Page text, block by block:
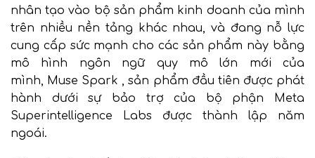
nhân tạo vào bộ sản phẩm kinh doanh của mình
trên nhiều nền tảng khác nhau, và đang nỗ lực
cung cấp sức mạnh cho các sản phẩm này bằng
mô hình ngôn ngữ quy mô lớn mới của
mình,
Muse Spark , sản phẩm đầu tiên được phát
hành dưới sự bảo trợ của bộ phận Meta
Superintelligence Labs được thành lập năm
ngoái.